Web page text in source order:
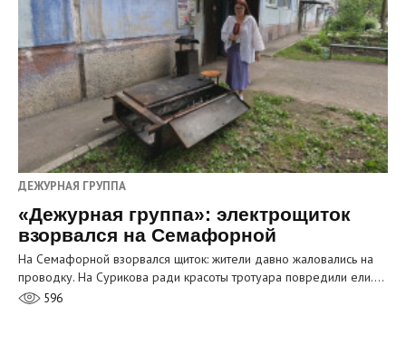
ДЕЖУРНАЯ ГРУППА
«Дежурная группа»: электрощиток
взорвался на Семафорной
На Семафорной взорвался щиток: жители давно жаловались на
проводку. На Сурикова ради красоты тротуара повредили ели.…
596